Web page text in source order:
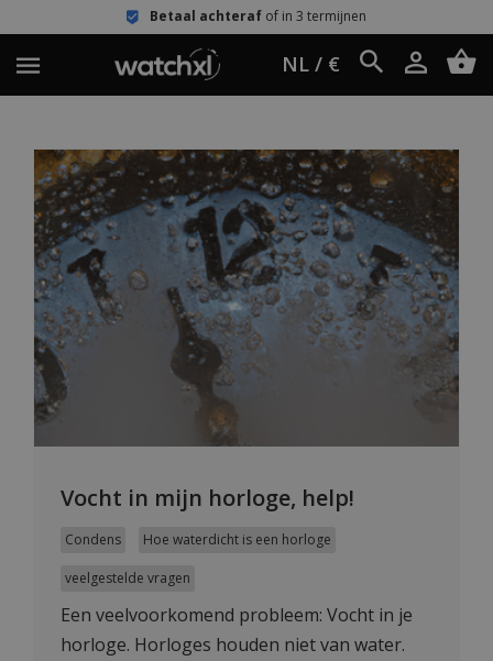
Betaal achteraf of in 3 termijnen
NL / €
Vocht in mijn horloge, help!
Condens Hoe waterdicht is een horloge
veelgestelde vragen
Een veelvoorkomend probleem: Vocht in je
horloge. Horloges houden niet van water.